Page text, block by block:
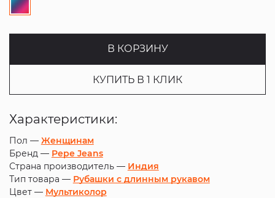
В КОРЗИНУ
КУПИТЬ В 1 КЛИК
Характеристики:
Пол — Женщинам
Бренд — Pepe Jeans
Страна производитель — Индия
Тип товара — Рубашки с длинным рукавом
Цвет — Мультиколор